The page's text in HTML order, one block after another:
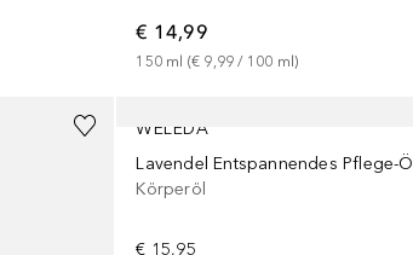
€ 14,99
150 ml (€ 9,99 / 100 ml)
WELEDA
Lavendel Entspannendes Pflege-Öl
Körperöl
€ 15,95